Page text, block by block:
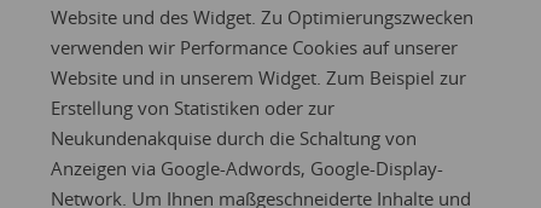
Website und des Widget. Zu Optimierungszwecken
verwenden wir Performance Cookies auf unserer
Website und in unserem Widget. Zum Beispiel zur
Erstellung von Statistiken oder zur
Neukundenakquise durch die Schaltung von
Anzeigen via Google-Adwords, Google-Display-
Network. Um Ihnen maßgeschneiderte Inhalte und